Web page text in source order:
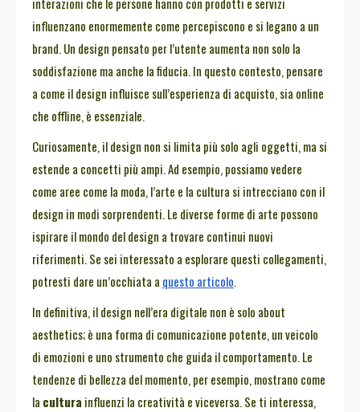
interazioni che le persone hanno con prodotti e servizi
influenzano enormemente come percepiscono e si legano a un
brand. Un design pensato per l’utente aumenta non solo la
soddisfazione ma anche la fiducia. In questo contesto, pensare
a come il design influisce sull’esperienza di acquisto, sia online
che offline, è essenziale.
Curiosamente, il design non si limita più solo agli oggetti, ma si
estende a concetti più ampi. Ad esempio, possiamo vedere
come aree come la moda, l’arte e la cultura si intrecciano con il
design in modi sorprendenti. Le diverse forme di arte possono
ispirare il mondo del design a trovare continui nuovi
riferimenti. Se sei interessato a esplorare questi collegamenti,
potresti dare un’occhiata a questo articolo.
In definitiva, il design nell’era digitale non è solo about
aesthetics; è una forma di comunicazione potente, un veicolo
di emozioni e uno strumento che guida il comportamento. Le
tendenze di bellezza del momento, per esempio, mostrano come
la cultura influenzi la creatività e viceversa. Se ti interessa,